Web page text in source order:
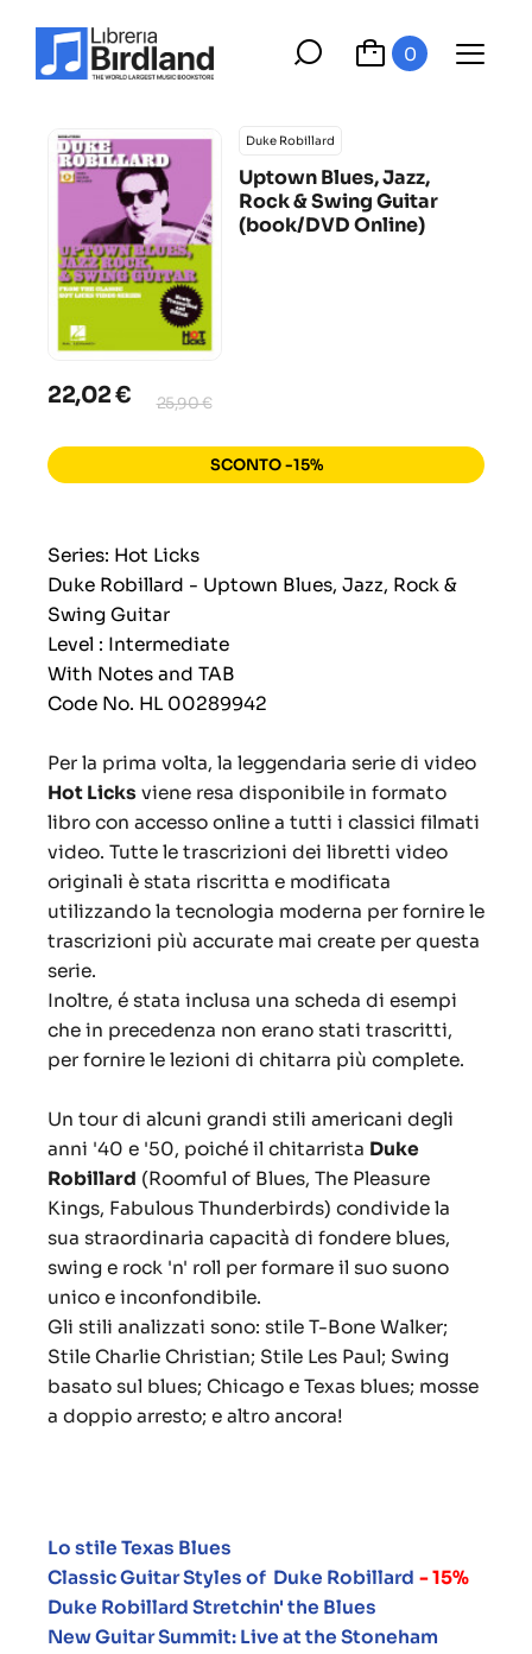
0
Duke Robillard
Uptown Blues, Jazz,
Rock & Swing Guitar
(book/DVD Online)
22,02 € 25,90 €
SCONTO -15%
Series: Hot Licks
Duke Robillard - Uptown Blues, Jazz, Rock &
Swing Guitar
Level : Intermediate
With Notes and TAB
Code No. HL 00289942
Per la prima volta, la leggendaria serie di video
Hot Licks viene resa disponibile in formato
libro con accesso online a tutti i classici filmati
video. Tutte le trascrizioni dei libretti video
originali è stata riscritta e modificata
utilizzando la tecnologia moderna per fornire le
trascrizioni più accurate mai create per questa
serie.
Inoltre, é stata inclusa una scheda di esempi
che in precedenza non erano stati trascritti,
per fornire le lezioni di chitarra più complete.
Un tour di alcuni grandi stili americani degli
anni '40 e '50, poiché il chitarrista Duke
Robillard (Roomful of Blues, The Pleasure
Kings, Fabulous Thunderbirds) condivide la
sua straordinaria capacità di fondere blues,
swing e rock 'n' roll per formare il suo suono
unico e inconfondibile.
Gli stili analizzati sono: stile T-Bone Walker;
Stile Charlie Christian; Stile Les Paul; Swing
basato sul blues; Chicago e Texas blues; mosse
a doppio arresto; e altro ancora!
Lo stile Texas Blues
Classic Guitar Styles of Duke Robillard - 15%
Duke Robillard Stretchin' the Blues
New Guitar Summit: Live at the Stoneham